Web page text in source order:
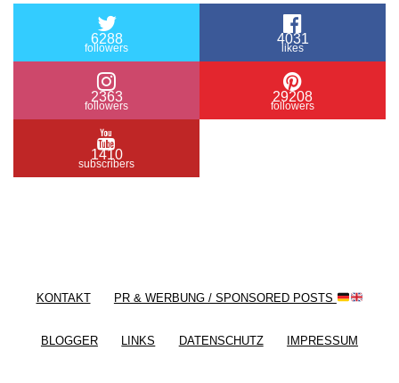
6288
followers
4031
likes
2363
followers
29208
followers
1410
subscribers
KONTAKT PR & WERBUNG / SPONSORED POSTS
BLOGGER LINKS DATENSCHUTZ IMPRESSUM